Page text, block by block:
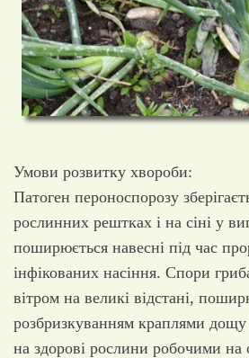
Умови розвитку хвороби:
Патоген пероноспорозу
рослинних рештках і на сіні у
поширюється навесні під час
інфікованих насіння. Спори
вітром на великі відстані,
розбризкуванням краплями дощу
на здорові рослини робочими на